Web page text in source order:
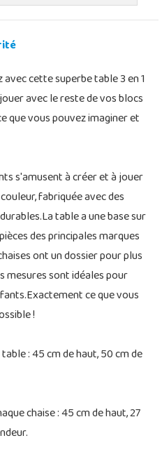
cette superbe table 3 en 1
avec le reste de vos blocs
vous pouvez imaginer et
s'amusent à créer et à jouer
fabriquée avec des
table a une base sur
des principales marques
ont un dossier pour plus
mesures sont idéales pour
ce que vous
!
: 45 cm de haut, 50 cm de
chaise : 45 cm de haut, 27